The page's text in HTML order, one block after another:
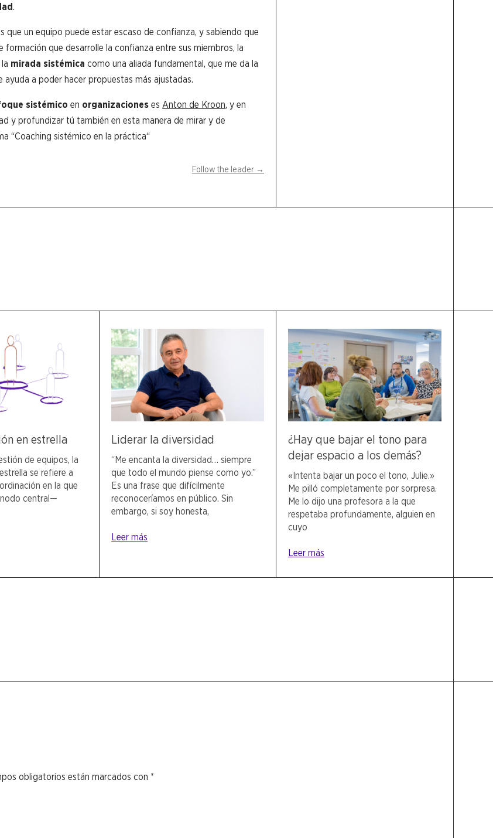
.
que un equipo puede estar escaso de confianza, y sabiendo que
que desarrolle la confianza entre sus miembros, la
mirada sistémica como una aliada fundamental, que me da la
a poder hacer propuestas más ajustadas.
sistémico en organizaciones es Anton de Kroon, y en
y profundizar tú también en esta manera de mirar y de
“Coaching sistémico en la práctica“
Follow the leader→
en estrella
de equipos, la
se refiere a
en la que
central—
Liderar la diversidad
“Me encanta la diversidad… siempre
que todo el mundo piense como yo.”
Es una frase que difícilmente
reconoceríamos en público. Sin
embargo, si soy honesta,
Leer más
¿Hay que bajar el tono para
dejar espacio a los demás?
«Intenta bajar un poco el tono, Julie.»
Me pilló completamente por sorpresa.
Me lo dijo una profesora a la que
respetaba profundamente, alguien en
cuyo
Leer más
obligatorios están marcados con *